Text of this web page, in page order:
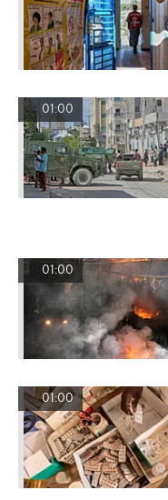
01:00
01:00
01:00